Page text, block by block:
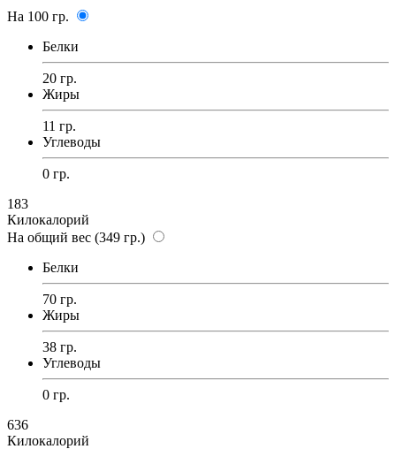
На 100 гр.
Белки
20 гр.
Жиры
11 гр.
Углеводы
0 гр.
183
Килокалорий
На общий вес (349 гр.)
Белки
70 гр.
Жиры
38 гр.
Углеводы
0 гр.
636
Килокалорий